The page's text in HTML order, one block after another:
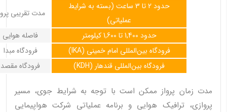
مدت تقریبی
حدود 2 تا 3 ساعت (بسته به شرایط
عملیاتی)
فاصله هوایی
حدود 1,400 تا 1,600 کیلومتر
فرودگاه مبدا
فرودگاه بین‌المللی امام خمینی (IKA)
فرودگاه مقصد
فرودگاه بین‌المللی قندهار (KDH)
مدت زمان پرواز ممکن است با توجه به شرایط جوی، مسیر
پروازی، ترافیک هوایی و برنامه عملیاتی شرکت هواپیمایی